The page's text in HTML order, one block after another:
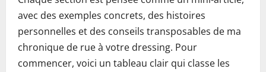
avec des exemples concrets, des histoires
personnelles et des conseils transposables de ma
chronique de rue à votre dressing. Pour
commencer, voici un tableau clair qui classe les